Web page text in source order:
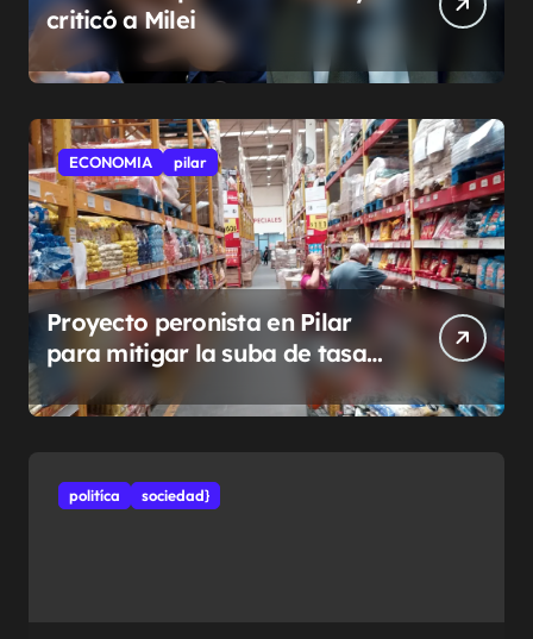
criticó a Milei
ECONOMIA pilar
Proyecto peronista en Pilar
para mitigar la suba de tasas
municipales
politíca sociedad}